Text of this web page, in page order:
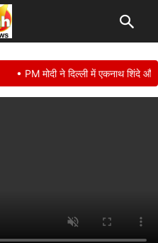
• PM मोदी ने दिल्ली में एकनाथ शिंदे और